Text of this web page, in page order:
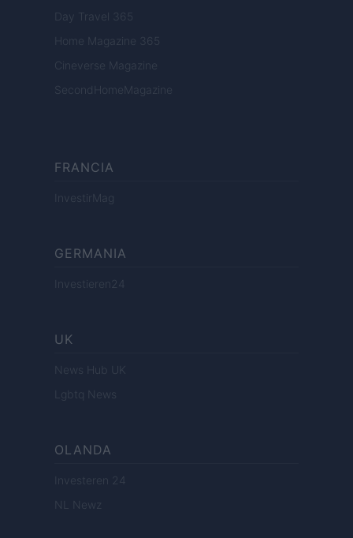
Day Travel 365
Home Magazine 365
Cineverse Magazine
SecondHomeMagazine
FRANCIA
InvestirMag
GERMANIA
Investieren24
UK
News Hub UK
Lgbtq News
OLANDA
Investeren 24
NL Newz